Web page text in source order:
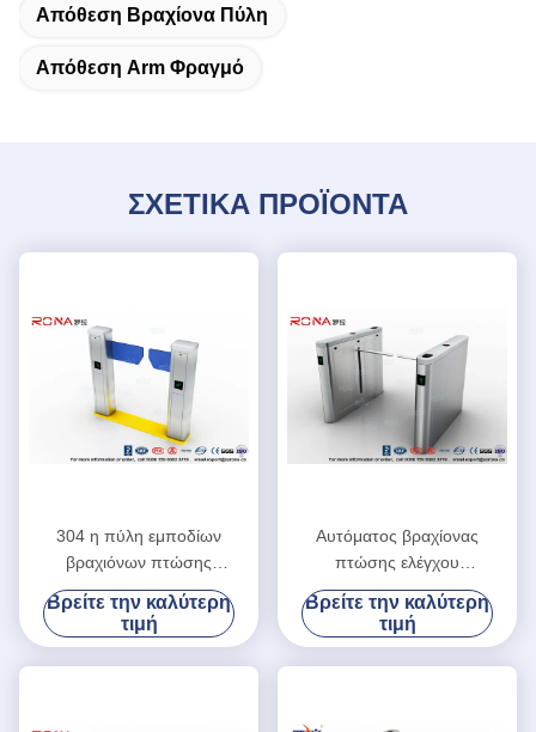
Απόθεση Βραχίονα Πύλη
Απόθεση Arm Φραγμό
ΣΧΕΤΙΚΑ ΠΡΟΪΟΝΤΑ
304 η πύλη εμποδίων
βραχιόνων πτώσης
ανοξείδωτου διπλής
κατεύθυνσης συγκεντρώνει
το έλεγχο προσπέλασης
Βρείτε την καλύτερη
τιμή
Αυτόματος βραχίονας
πτώσης ελέγχου
προσπέλασης πυλών
εμποδίων NFC για την πύλη
εισόδων και εξόδων
Βρείτε την καλύτερη
τιμή